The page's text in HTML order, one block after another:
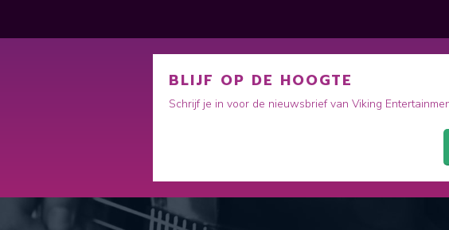
BLIJF OP DE HOOGTE
Schrijf je in voor de nieuwsbrief van Viking